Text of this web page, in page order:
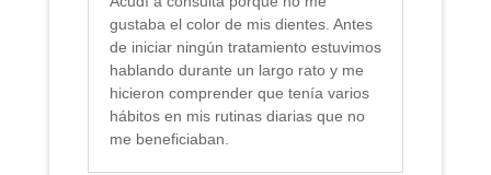
gustaba el color de mis dientes. Antes
de iniciar ningún tratamiento estuvimos
hablando durante un largo rato y me
hicieron comprender que tenía varios
hábitos en mis rutinas diarias que no
me beneficiaban.